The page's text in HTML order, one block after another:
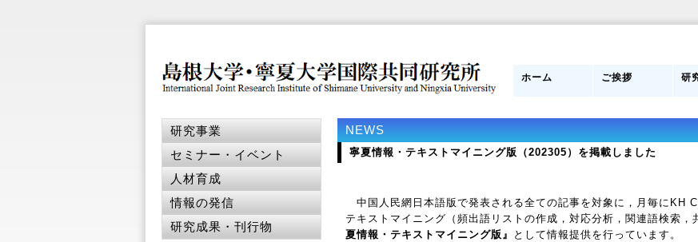
ホーム ご挨拶 研
み
NEWS
寧夏情報・テキストマイニング版（202305）を掲載しました
中国人民網日本語版で発表される全ての記事を対象に，月毎にKH
テキストマイニング（頻出語リストの作成，対応分析，関連語検索，
夏情報・テキストマイニング版』
として情報提供を行っています。
研究事業
セミナー・イベント
人材育成
情報の発信
研究成果・刊行物